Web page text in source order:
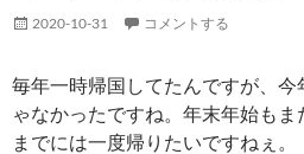
2020-10-31 コメントする
毎年一時帰国してたんですが、今
ゃなかったですね。年末年始も
までには一度帰りたいですねぇ。